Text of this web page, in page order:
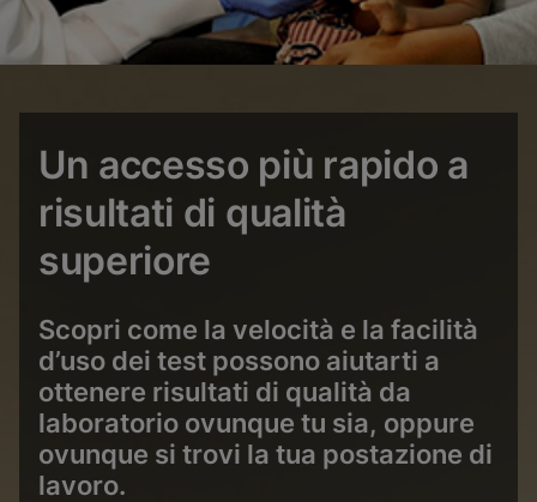
Un accesso più rapido a
risultati di qualità
superiore
Scopri come la velocità e la facilità
d’uso dei test possono aiutarti a
ottenere risultati di qualità da
laboratorio ovunque tu sia, oppure
ovunque si trovi la tua postazione di
lavoro.